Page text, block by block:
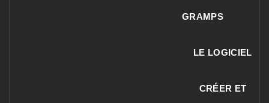
GRAMPS
LE LOGICIEL
CRÉER ET